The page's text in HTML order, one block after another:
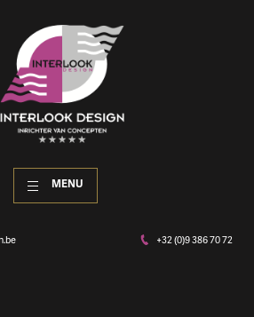
MENU
+32 (0)9 386 70 72